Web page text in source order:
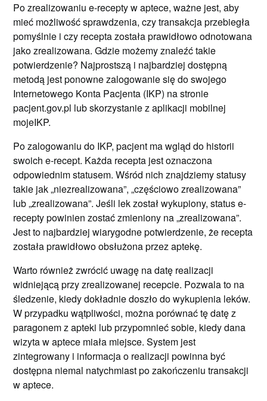
Po zrealizowaniu e-recepty w aptece, ważne jest, aby
mieć możliwość sprawdzenia, czy transakcja przebiegła
pomyślnie i czy recepta została prawidłowo odnotowana
jako zrealizowana. Gdzie możemy znaleźć takie
potwierdzenie? Najprostszą i najbardziej dostępną
metodą jest ponowne zalogowanie się do swojego
Internetowego Konta Pacjenta (IKP) na stronie
pacjent.gov.pl lub skorzystanie z aplikacji mobilnej
mojeIKP.
Po zalogowaniu do IKP, pacjent ma wgląd do historii
swoich e-recept. Każda recepta jest oznaczona
odpowiednim statusem. Wśród nich znajdziemy statusy
takie jak „niezrealizowana”, „częściowo zrealizowana”
lub „zrealizowana”. Jeśli lek został wykupiony, status e-
recepty powinien zostać zmieniony na „zrealizowana”.
Jest to najbardziej wiarygodne potwierdzenie, że recepta
została prawidłowo obsłużona przez aptekę.
Warto również zwrócić uwagę na datę realizacji
widniejącą przy zrealizowanej recepcie. Pozwala to na
śledzenie, kiedy dokładnie doszło do wykupienia leków.
W przypadku wątpliwości, można porównać tę datę z
paragonem z apteki lub przypomnieć sobie, kiedy dana
wizyta w aptece miała miejsce. System jest
zintegrowany i informacja o realizacji powinna być
dostępna niemal natychmiast po zakończeniu transakcji
w aptece.